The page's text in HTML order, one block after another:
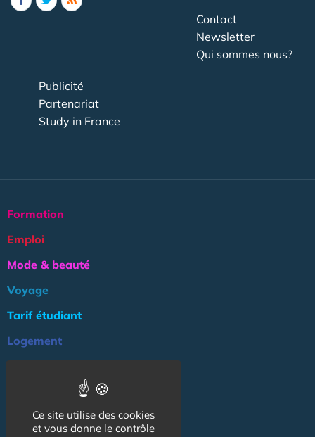
Contact
Newsletter
Qui sommes nous?
Publicité
Partenariat
Study in France
Formation
Emploi
Mode & beauté
Voyage
Tarif étudiant
Logement
Association
Ce site utilise des cookies
et vous donne le contrôle